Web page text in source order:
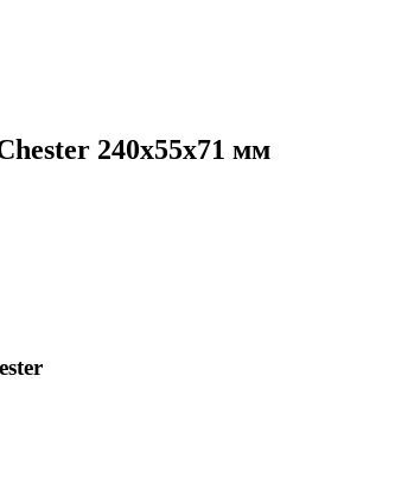
240х55х71 мм